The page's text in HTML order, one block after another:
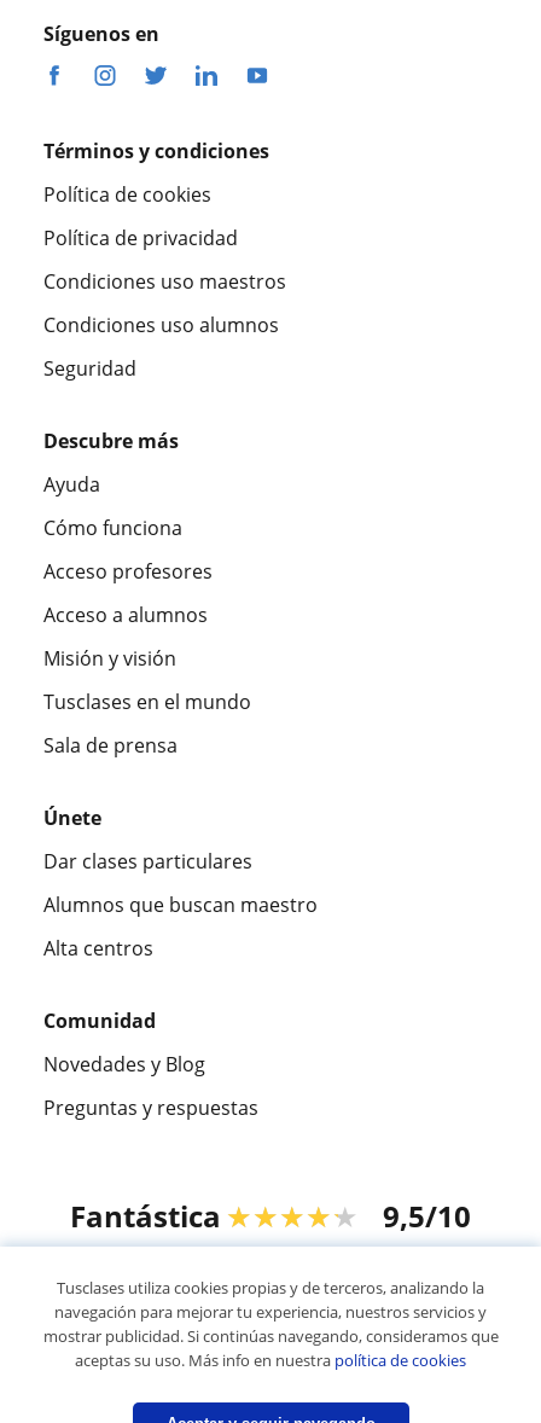
Síguenos en
Términos y condiciones
Política de cookies
Política de privacidad
Condiciones uso maestros
Condiciones uso alumnos
Seguridad
Descubre más
Ayuda
Cómo funciona
Acceso profesores
Acceso a alumnos
Misión y visión
Tusclases en el mundo
Sala de prensa
Únete
Dar clases particulares
Alumnos que buscan maestro
Alta centros
Comunidad
Novedades y Blog
Preguntas y respuestas
Fantástica ★★★★★ 9,5/10
© 2007 - 2026 Tusclases.mx
Mapa web:Profesores particulares
Tusclases utiliza cookies propias y de terceros, analizando la
navegación para mejorar tu experiencia, nuestros servicios y
mostrar publicidad. Si continúas navegando, consideramos que
aceptas su uso. Más info en nuestra política de cookies